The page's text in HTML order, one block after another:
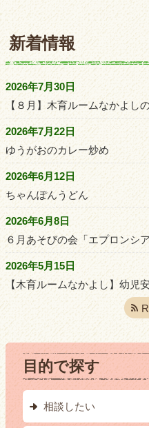
新着情報
2026年7月30日
【８月】木育ルームなかよし
2026年7月22日
ゆうがおのカレー炒め
2026年6月12日
ちゃんぽんうどん
2026年6月8日
６月あそびの会「エプロンシ
2026年5月15日
【木育ルームなかよし】幼児
目的で探す
相談したい